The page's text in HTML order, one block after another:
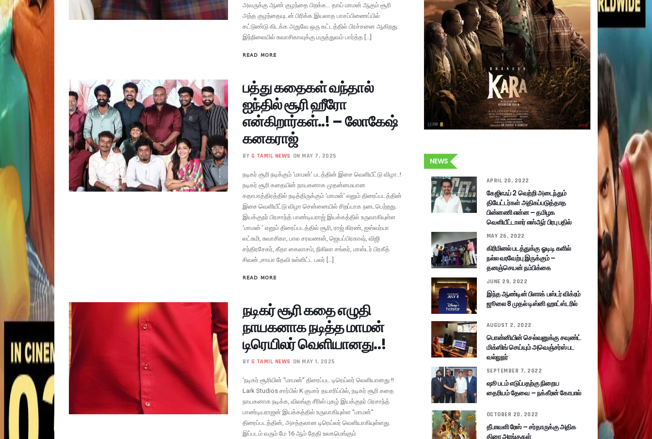
அவருக்கு ஆண் குழந்தை பிறக்க… தாய் மாமன் ஆகும் சூரி
அந்த குழந்தையுடன் பிரிக்க இயலாத பாசப்பிணைப்பில்
கட்டுண்டு கிடக்க அதுவே ஒரு கட்டத்தில் பிரச்சனை ஆகிறது.
இந்நிலையில் சுவாசிகாவுக்கு மருத்துவம் பார்த்த […]
READ MORE
பத்து கதைகள் வந்தால்
ஐந்தில் சூரி ஹீரோ
என்கிறார்கள்..! – லோகேஷ்
கனகராஜ்
BY G TAMIL NEWS ON MAY 7, 2025
நடிகர் சூரி நடிக்கும் ‘மாமன்’ படத்தின் இசை வெளியீட்டு விழா..!
நடிகர் சூரி கதையின் நாயகனாக முதன்மையான
கதாபாத்திரத்தில் நடித்திருக்கும் ‘மாமன்’ எனும் திரைப்படத்தின்
இசை வெளியீட்டு விழா சென்னையில் சிறப்பாக நடைபெற்றது.
இயக்குநர் பிரசாந்த் பாண்டியராஜ் இயக்கத்தில் உருவாகியுள்ள
‘மாமன் ‘ எனும் திரைப்படத்தில் சூரி, ராஜ் கிரண், ஐஸ்வர்யா
லட்சுமி, சுவாசிகா, பால சரவணன், ஜெயப்பிரகாஷ், விஜி
சந்திரசேகர், கீதா கைலாசம், நிகிலா சங்கர், மாஸ்டர் பிரகீத்
சிவன் ,சாயா தேவி உள்ளிட்ட பலர் […]
READ MORE
நடிகர் சூரி கதை எழுதி
நாயகனாக நடித்த மாமன்
டிரெயிலர் வெளியானது..!
BY G TAMIL NEWS ON MAY 1, 2025
‘நடிகர் சூரியின் “மாமன்” திரைப்பட டிரெய்லர் வெளியானது !!
Lark Studios சார்பில் K குமார் தயாரிப்பில், நடிகர் சூரி கதை
நாயகனாக நடிக்க, விலங்கு சீரிஸ் புகழ் இயக்குநர் பிரசாந்த்
பாண்டியராஜன் இயக்கத்தில் உருவாகியுள்ள “மாமன்”
திரைப்படத்தின், அசத்தலான டிரெய்லர் வெளியாகியுள்ளது.
இப்படம் வரும் மே 16 ஆம் தேதி உலகமெங்கும்
NEWS
APRIL 20, 2022
கேஜிஎஃப் 2 வெற்றி அடைந்தும்
தியேட்டர்கள் அதிகப்படுத்தாத
பின்னணி என்ன – தமிழக
வெளியீட்டாளர் எஸ்ஆர் பிரபு பதில்
MAY 26, 2022
கிரிமினல் படத்துக்கு ஓடிடி களில்
நல்ல வரவேற்பு இருக்கும் –
தனஞ்செயன் நம்பிக்கை
JUNE 29, 2022
இந்த ஆண்டின் பிளாக் பஸ்டர் விக்ரம்
ஜூலை 8 முதல் டிஸ்னி ஹாட்ஸ்டரில்
AUGUST 2, 2022
பொன்னியின் செல்வனுக்கு சவுண்ட்
மிக்ஸிங் செய்யும் அவெஞ்சர்ஸ் பட
வல்லுநர்
SEPTEMBER 7, 2022
ஷூ படம் எடுப்பதற்கு நிறைய
தைரியம் தேவை – நக்கீரன் கோபால்
OCTOBER 20, 2022
தீபாவளி ரேஸ் – சர்தாருக்கு அதிக
திரை அரங்குகள்